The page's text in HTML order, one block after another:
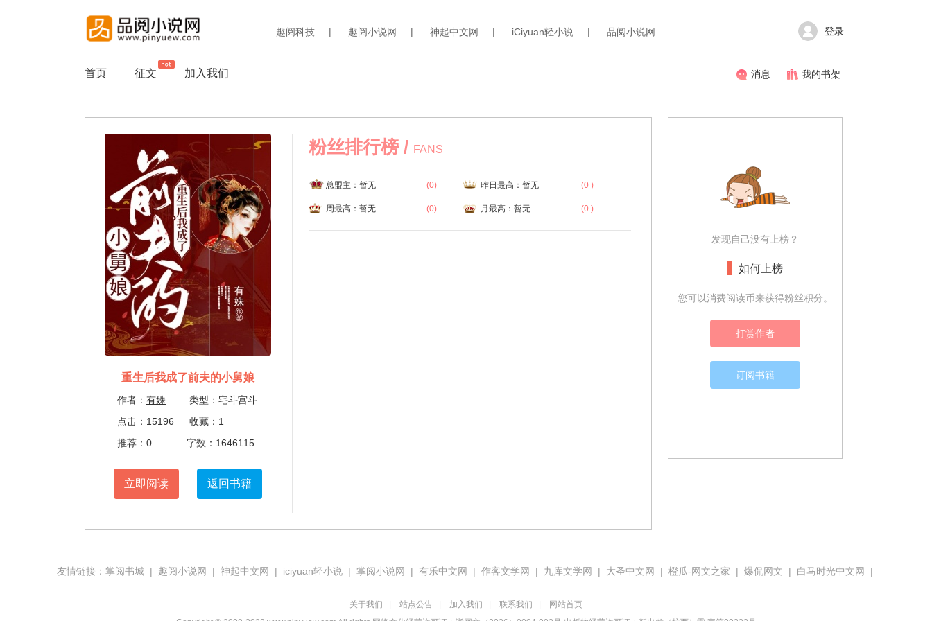
趣阅科技 | 趣阅小说网 | 神起中文网 | iCiyuan轻小说 | 品阅小说网 登录
首页 征文 加入我们 消息 我的书架
重生后我成了前夫的小舅娘
作者： 有姝
类型：宅斗宫斗
点击：15196
收藏：1
推荐：0
字数：1646115
立即阅读 返回书籍
粉丝排行榜 / FANS
总盟主：暂无 (0) 昨日最高：暂无 (0 )
周最高：暂无 (0) 月最高：暂无 (0 )
发现自己没有上榜？
如何上榜
您可以消费阅读币来获得粉丝积分。
打赏作者
订阅书籍
友情链接： 掌阅书城 | 趣阅小说网 | 神起中文网 | iciyuan轻小说 | 掌阅小说网 | 有乐中文网 | 作客文学网 | 九库文学网 | 大圣中文网 | 橙瓜-网文之家 | 爆侃网文 | 白马时光中文网 |
关于我们 站点公告 加入我们 联系我们
网站首页